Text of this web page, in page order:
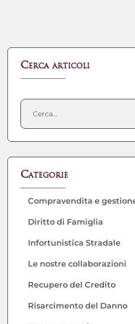
Cerca articoli
Categorie
Compravendita e
Diritto di Famiglia
Infortunistica Stradale
Le nostre collaborazioni
Recupero del Credito
Risarcimento del Danno